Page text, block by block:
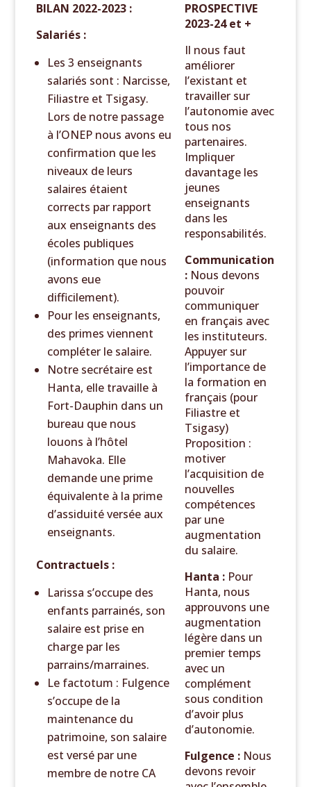
BILAN 2022-2023 :
Salariés :
Les 3 enseignants
salariés sont : Narcisse,
Filiastre et Tsigasy.
Lors de notre passage
à l’ONEP nous avons eu
confirmation que les
niveaux de leurs
salaires étaient
corrects par rapport
aux enseignants des
écoles publiques
(information que nous
avons eue
difficilement).
Pour les enseignants,
des primes viennent
compléter le salaire.
Notre secrétaire est
Hanta, elle travaille à
Fort-Dauphin dans un
bureau que nous
louons à l’hôtel
Mahavoka. Elle
demande une prime
équivalente à la prime
d’assiduité versée aux
enseignants.
Contractuels :
Larissa s’occupe des
enfants parrainés, son
salaire est prise en
charge par les
parrains/marraines.
Le factotum : Fulgence
s’occupe de la
maintenance du
patrimoine, son salaire
est versé par une
membre de notre CA
PROSPECTIVE
2023-24 et +
Il nous faut
améliorer
l’existant et
travailler sur
l’autonomie avec
tous nos
partenaires.
Impliquer
davantage les
jeunes
enseignants
dans les
responsabilités.
Communication
:Nous devons
pouvoir
communiquer
en français avec
les instituteurs.
Appuyer sur
l’importance de
la formation en
français (pour
Filiastre et
Tsigasy)
Proposition :
motiver
l’acquisition de
nouvelles
compétences
par une
augmentation
du salaire.
Hanta :Pour
Hanta, nous
approuvons une
augmentation
légère dans un
premier temps
avec un
complément
sous condition
d’avoir plus
d’autonomie.
Fulgence :Nous
devons revoir